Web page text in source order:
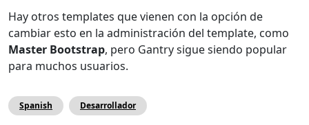
Hay otros templates que vienen con la opción de
cambiar esto en la administración del template, como
Master Bootstrap, pero Gantry sigue siendo popular
para muchos usuarios.
Spanish Desarrollador